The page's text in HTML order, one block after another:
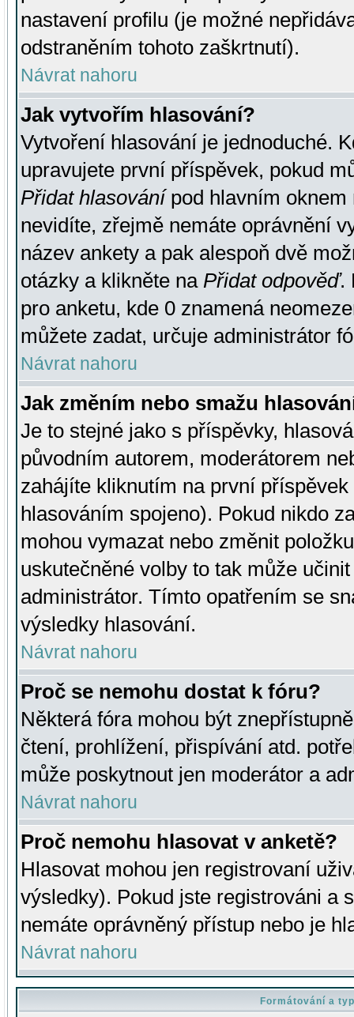
nastavení profilu (je možné
odstraněním tohoto zaškrtnutí).
Návrat nahoru
Jak vytvořím hlasování?
Vytvoření hlasování je jednoduché.
upravujete první příspěvek, pokud
Přidat hlasovánípod hlavním oknem
nevidíte, zřejmě nemáte oprávnění
název ankety a pak alespoň dvě
otázky a klikněte na Přidat odpověď.
pro anketu, kde 0 znamená
můžete zadat, určuje administrátor
Návrat nahoru
Jak změním nebo smažu
Je to stejné jako s příspěvky,
původním autorem, moderátorem
zahájíte kliknutím na první
hlasováním spojeno). Pokud nikdo
mohou vymazat nebo změnit
uskutečněné volby to tak může
administrátor. Tímto opatřením se
výsledky hlasování.
Návrat nahoru
Proč se nemohu dostat k fóru?
Některá fóra mohou být
čtení, prohlížení, přispívání atd.
může poskytnout jen moderátor a
Návrat nahoru
Proč nemohu hlasovat v anketě?
Hlasovat mohou jen registrovaní
výsledky). Pokud jste registrováni a
nemáte oprávněný přístup nebo je
Návrat nahoru
Formátování a